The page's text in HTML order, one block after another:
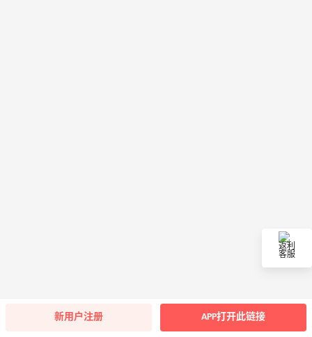
返利
客服
新用户注册 APP打开此链接